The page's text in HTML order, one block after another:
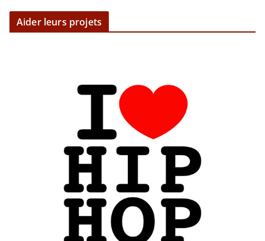
Aider leurs projets